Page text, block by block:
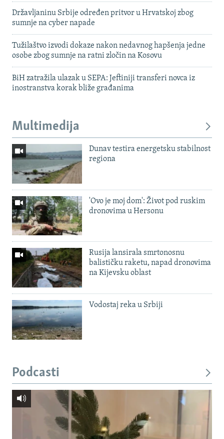
Državljaninu Srbije određen pritvor u Hrvatskoj zbog
sumnje na cyber napade
Tužilaštvo izvodi dokaze nakon nedavnog hapšenja jedne
osobe zbog sumnje na ratni zločin na Kosovu
BiH zatražila ulazak u SEPA: Jeftiniji transferi novca iz
inostranstva korak bliže građanima
Multimedija
Dunav testira energetsku stabilnost
regiona
'Ovo je moj dom': Život pod ruskim
dronovima u Hersonu
Rusija lansirala smrtonosnu
balističku raketu, napad dronovima
na Kijevsku oblast
Vodostaj reka u Srbiji
Podcasti